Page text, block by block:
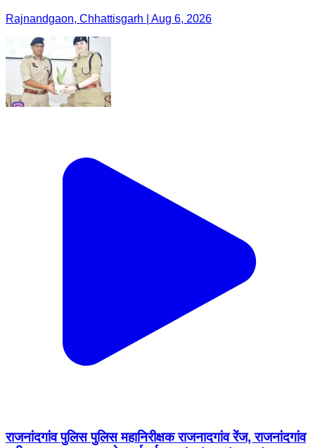
Rajnandgaon, Chhattisgarh | Aug 6, 2026
राजनांदगांव पुलिस पुलिस महानिरीक्षक राजनादगांव रेंज, राजनांदगांव